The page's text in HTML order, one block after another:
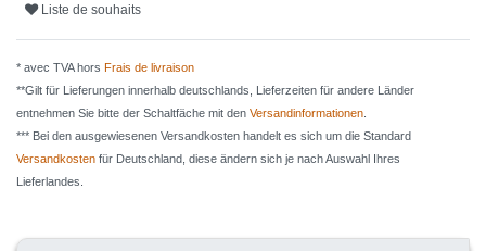
Liste de souhaits
* avec TVA hors Frais de livraison
**Gilt für Lieferungen innerhalb deutschlands, Lieferzeiten für andere Länder
entnehmen Sie bitte der Schaltfäche mit den Versandinformationen
*** Bei den ausgewiesenen Versandkosten handelt es sich um die Standard
Versandkosten für Deutschland, diese ändern sich je nach Auswahl Ihres
Lieferlandes.